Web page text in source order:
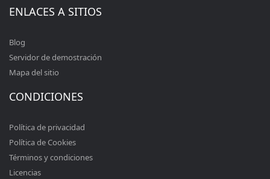
ENLACES A SITIOS
Blog
Servidor de demostración
Mapa del sitio
CONDICIONES
Política de privacidad
Política de Cookies
Términos y condiciones
Licencias